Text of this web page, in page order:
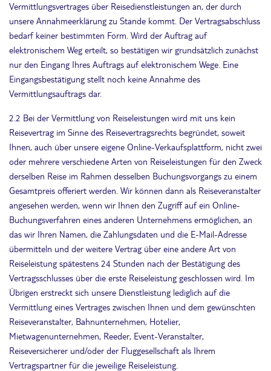
Vermittlungsvertrages über Reisedienstleistungen an, der durch
unsere Annahmeerklärung zu Stande kommt. Der Vertragsabschluss
bedarf keiner bestimmten Form. Wird der Auftrag auf
elektronischem Weg erteilt, so bestätigen wir grundsätzlich zunächst
nur den Eingang Ihres Auftrags auf elektronischem Wege. Eine
Eingangsbestätigung stellt noch keine Annahme des
Vermittlungsauftrags dar.
2.2 Bei der Vermittlung von Reiseleistungen wird mit uns kein
Reisevertrag im Sinne des Reisevertragsrechts begründet, soweit
Ihnen, auch über unsere eigene Online-Verkaufsplattform, nicht zwei
oder mehrere verschiedene Arten von Reiseleistungen für den Zweck
derselben Reise im Rahmen desselben Buchungsvorgangs zu einem
Gesamtpreis offeriert werden. Wir können dann als Reiseveranstalter
angesehen werden, wenn wir Ihnen den Zugriff auf ein Online-
Buchungsverfahren eines anderen Unternehmens ermöglichen, an
das wir Ihren Namen, die Zahlungsdaten und die E-Mail-Adresse
übermitteln und der weitere Vertrag über eine andere Art von
Reiseleistung spätestens 24 Stunden nach der Bestätigung des
Vertragsschlusses über die erste Reiseleistung geschlossen wird. Im
Übrigen erstreckt sich unsere Dienstleistung lediglich auf die
Vermittlung eines Vertrages zwischen Ihnen und dem gewünschten
Reiseveranstalter, Bahnunternehmen, Hotelier,
Mietwagenunternehmen, Reeder, Event-Veranstalter,
Reiseversicherer und/oder der Fluggesellschaft als Ihrem
Vertragspartner für die jeweilige Reiseleistung.